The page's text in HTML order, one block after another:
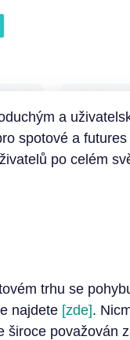
a
spotové a
po celém
trhu se
najdete [zde].
považován